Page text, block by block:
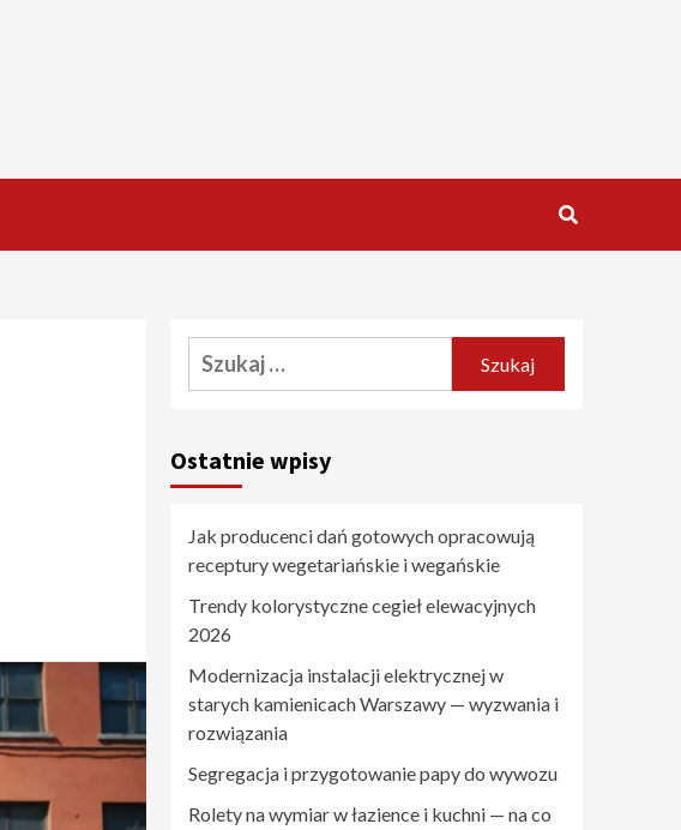
Szukaj:
Ostatnie wpisy
Jak producenci dań gotowych opracowują
receptury wegetariańskie i wegańskie
Trendy kolorystyczne cegieł elewacyjnych
2026
Modernizacja instalacji elektrycznej w
starych kamienicach Warszawy — wyzwania i
rozwiązania
Segregacja i przygotowanie papy do wywozu
Rolety na wymiar w łazience i kuchni — na co